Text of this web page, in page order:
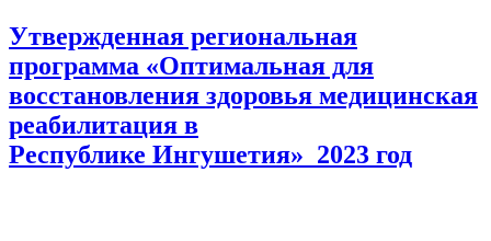
Утвержденная региональная
программа «Оптимальная для
восстановления здоровья медицинская
реабилитация в
Республике Ингушетия» 2023 год